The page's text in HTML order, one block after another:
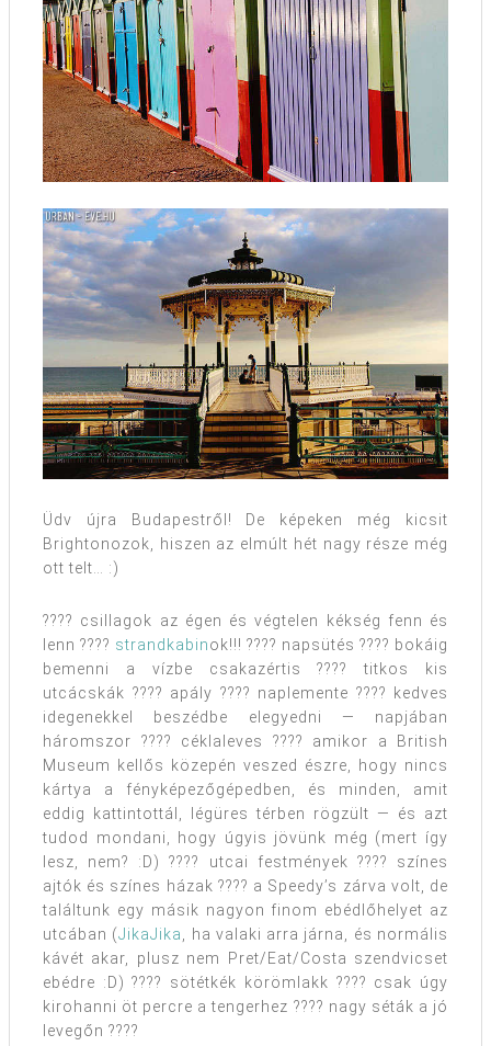
Üdv újra Budapestről! De képeken még kicsit
Brightonozok, hiszen az elmúlt hét nagy része még
ott telt… :)
???? csillagok az égen és végtelen kékség fenn és
lenn ???? strandkabinok!!! ???? napsütés ???? bokáig
bemenni a vízbe csakazértis ???? titkos kis
utcácskák ???? apály ???? naplemente ???? kedves
idegenekkel beszédbe elegyedni — napjában
háromszor ???? céklaleves ???? amikor a British
Museum kellős közepén veszed észre, hogy nincs
kártya a fényképezőgépedben, és minden, amit
eddig kattintottál, légüres térben rögzült — és azt
tudod mondani, hogy úgyis jövünk még (mert így
lesz, nem? :D) ???? utcai festmények ???? színes
ajtók és színes házak ???? a Speedy’s zárva volt, de
találtunk egy másik nagyon finom ebédlőhelyet az
utcában (JikaJika
, ha valaki arra járna, és normális
kávét akar, plusz nem Pret/Eat/Costa szendvicset
ebédre :D) ???? sötétkék körömlakk ???? csak úgy
kirohanni öt percre a tengerhez ???? nagy séták a jó
levegőn ????